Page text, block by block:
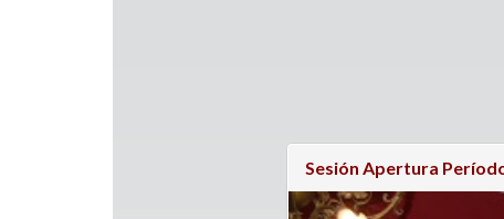
Sesión Apertura